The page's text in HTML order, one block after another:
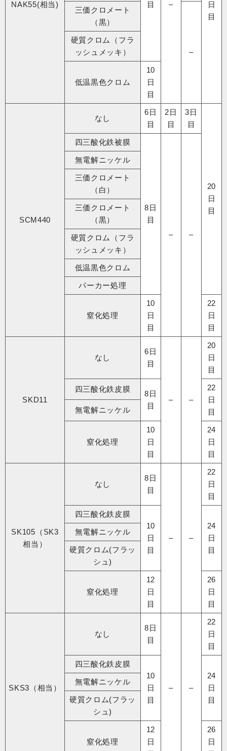
NAK55(相当) –
日
目
目
三価クロメート
（黒）
–
硬質クロム（フラ
ッシュメッキ）
低温黒色クロム
10
日
目
SCM440
なし
6日
目
2日
目
3日
目
20
日
目
四三酸化鉄被膜
8日
目
–
–
無電解ニッケル
三価クロメート
（白）
三価クロメート
（黒）
硬質クロム（フラ
ッシュメッキ）
低温黒色クロム
パーカー処理
窒化処理
10
日
目
22
日
目
SKD11
なし
6日
目
– –
20
日
目
四三酸化鉄皮膜
8日
目
22
日
目
無電解ニッケル
窒化処理
10
日
目
24
日
目
SK105（SK3
相当）
なし​
8日
目
– –
22
日
目
四三酸化鉄皮膜​
10
日
目
24
日
目
無電解ニッケル​
硬質クロム(フラッ
シュ)
窒化処理​
12
日
目
26
日
目
SKS3（相当）
なし​
8日
目
– –
22
日
目
四三酸化鉄皮膜​
10
日
目
24
日
目
無電解ニッケル​
硬質クロム(フラッ
シュ)
窒化処理​
12
日
26
日